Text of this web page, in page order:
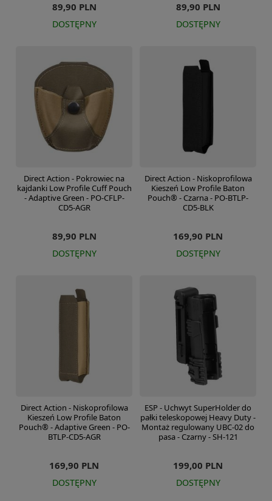
89,90 PLN
DOSTĘPNY
89,90 PLN
DOSTĘPNY
Direct Action - Pokrowiec na
kajdanki Low Profile Cuff Pouch
- Adaptive Green - PO-CFLP-
CD5-AGR
89,90 PLN
DOSTĘPNY
Direct Action - Niskoprofilowa
Kieszeń Low Profile Baton
Pouch® - Czarna - PO-BTLP-
CD5-BLK
169,90 PLN
DOSTĘPNY
Direct Action - Niskoprofilowa
Kieszeń Low Profile Baton
Pouch® - Adaptive Green - PO-
BTLP-CD5-AGR
169,90 PLN
DOSTĘPNY
ESP - Uchwyt SuperHolder do
pałki teleskopowej Heavy Duty -
Montaż regulowany UBC-02 do
pasa - Czarny - SH-121
199,00 PLN
DOSTĘPNY